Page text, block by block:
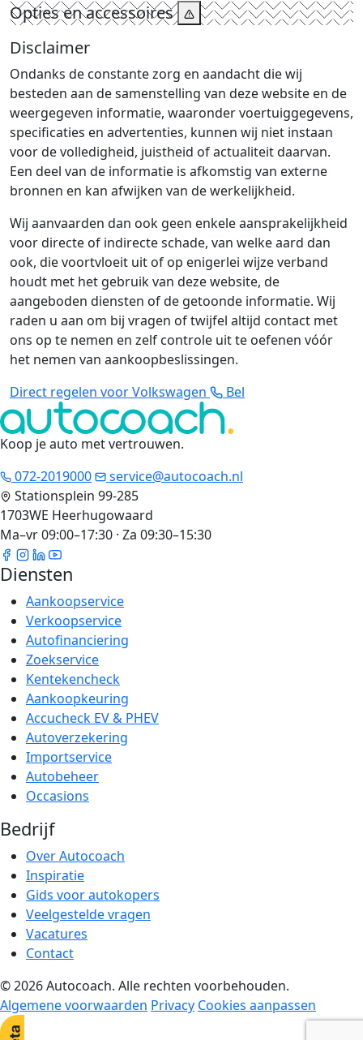
Opties en accessoires
Disclaimer
Ondanks de constante zorg en aandacht die wij
besteden aan de samenstelling van deze website en de
weergegeven informatie, waaronder voertuiggegevens,
specificaties en advertenties, kunnen wij niet instaan
voor de volledigheid, juistheid of actualiteit daarvan.
Een deel van de informatie is afkomstig van externe
bronnen en kan afwijken van de werkelijkheid.
Wij aanvaarden dan ook geen enkele aansprakelijkheid
voor directe of indirecte schade, van welke aard dan
ook, die voortvloeit uit of op enigerlei wijze verband
houdt met het gebruik van deze website, de
aangeboden diensten of de getoonde informatie. Wij
raden u aan om bij vragen of twijfel altijd contact met
ons op te nemen en zelf controle uit te oefenen vóór
het nemen van aankoopbeslissingen.
Direct regelen voor Volkswagen
Bel
Koop je auto met vertrouwen.
072-2019000
service@autocoach.nl
Stationsplein 99-285
1703WE Heerhugowaard
Ma–vr 09:00–17:30 · Za 09:30–15:30
Diensten
Aankoopservice
Verkoopservice
Autofinanciering
Zoekservice
Kentekencheck
Aankoopkeuring
Accucheck EV & PHEV
Autoverzekering
Importservice
Autobeheer
Occasions
Bedrijf
Over Autocoach
Inspiratie
Gids voor autokopers
Veelgestelde vragen
Vacatures
Contact
© 2026 Autocoach. Alle rechten voorbehouden.
Algemene voorwaarden Privacy Cookies aanpassen